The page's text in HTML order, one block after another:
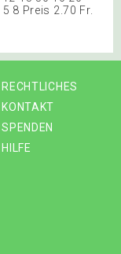
8 Preis 2.70 Fr.
RECHTLICHES
KONTAKT
SPENDEN
HILFE